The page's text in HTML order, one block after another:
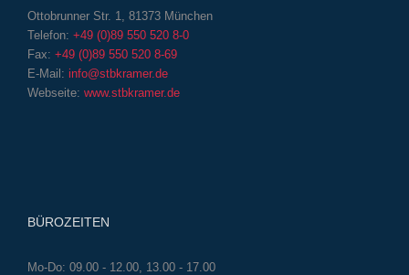
Ottobrunner Str. 1, 81373 München
Telefon: +49 (0)89 550 520 8-0
Fax: +49 (0)89 550 520 8-69
E-Mail: info@stbkramer.de
Webseite: www.stbkramer.de
BÜROZEITEN
Mo-Do: 09.00 - 12.00, 13.00 - 17.00